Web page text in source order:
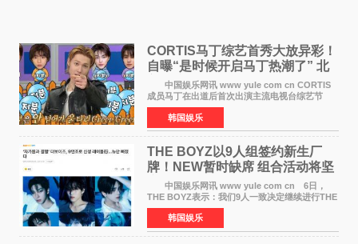
CORTIS马丁综艺首秀大放异彩！
自曝“是时候开启马丁热潮了” 北
美巡演火热进行中
中国娱乐网讯 www yule com cn CORTIS
成员马丁在出道后首次出演主流电视台综艺节
目，展现了多才多艺的魅力。 马丁出演了5日
播出的MBC《Radio Star》Fashion与Passion
之间，I&lsquo;m
韩国娱乐
THE BOYZ以9人组签约新生厂
牌！NEW暂时缺席 组合活动将坚
定不移继续
中国娱乐网讯 www yule com cn 6日，
THE BOYZ表示：我们9人一致决定继续进行THE
BOYZ组合活动，并且已经完成了组合团体活动
签约。目前正在新生厂牌下进行活动准备。尚未
离开THE BOYZ原所
韩国娱乐